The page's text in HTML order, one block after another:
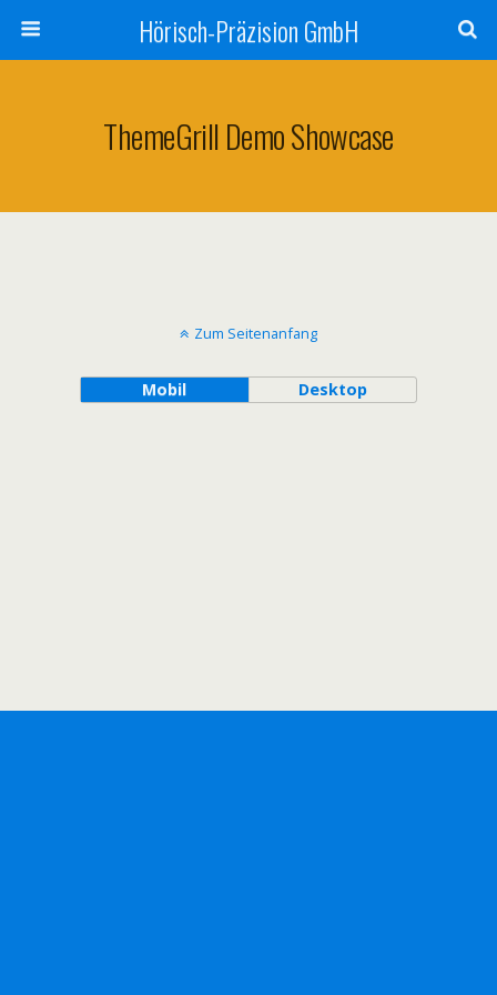
Hörisch-Präzision GmbH
ThemeGrill Demo Showcase
Zum Seitenanfang
Mobil Desktop